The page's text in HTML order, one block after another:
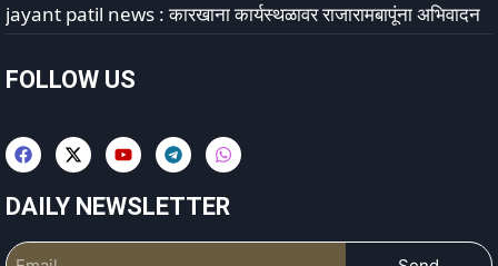
jayant patil news : कारखाना कार्यस्थळावर राजारामबापूंना अभिवादन
FOLLOW US
DAILY NEWSLETTER